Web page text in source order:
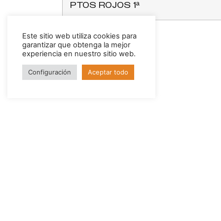
PTOS ROJOS 1ª
Este sitio web utiliza cookies para
garantizar que obtenga la mejor
experiencia en nuestro sitio web.
Configuración Aceptar todo